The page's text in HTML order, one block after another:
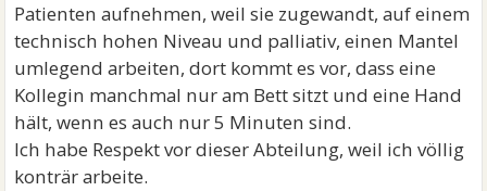
Patienten aufnehmen, weil sie zugewandt, auf einem
technisch hohen Niveau und palliativ, einen Mantel
umlegend arbeiten, dort kommt es vor, dass eine
Kollegin manchmal nur am Bett sitzt und eine Hand
hält, wenn es auch nur 5 Minuten sind.
Ich habe Respekt vor dieser Abteilung, weil ich völlig
konträr arbeite.